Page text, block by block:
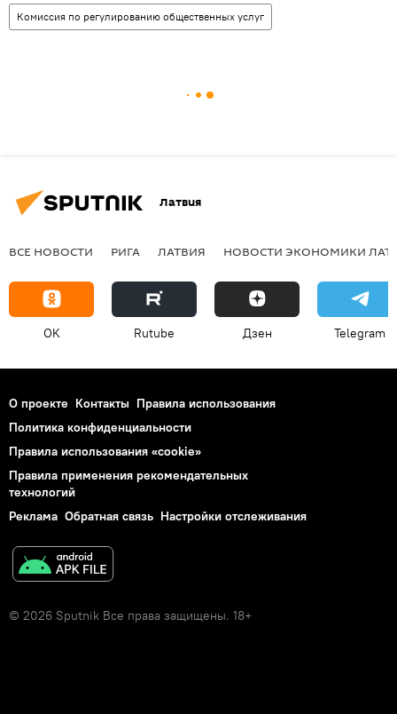
Комиссия по регулированию общественных услуг
Латвия
ВСЕ НОВОСТИ РИГА ЛАТВИЯ НОВОСТИ ЭКОНОМИКИ
OK Rutube Дзен Telegram
О проекте Контакты Правила использования
Политика конфиденциальности
Правила использования «cookie»
Правила применения рекомендательных
технологий
Реклама Обратная связь Настройки отслеживания
© 2026 Sputnik Все права защищены. 18+